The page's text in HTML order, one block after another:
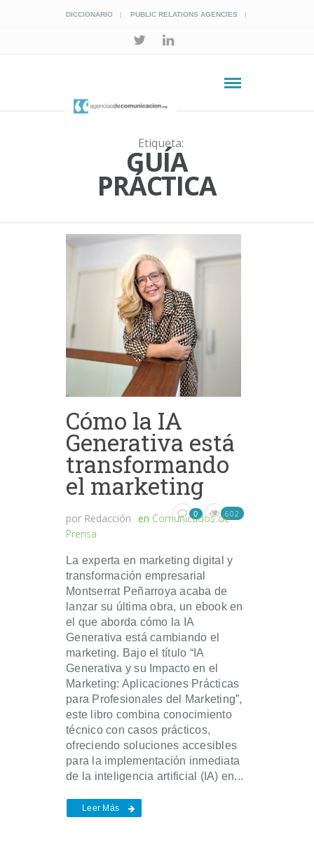
DICCIONARIO PUBLIC RELATIONS AGENCIES
Etiqueta:
GUÍA
PRÁCTICA
Cómo la IA
Generativa está
transformando
el marketing
por Redacción en Comunicados de
Prensa
0 602
La experta en marketing digital y
transformación empresarial
Montserrat Peñarroya acaba de
lanzar su última obra, un ebook en
el que aborda cómo la IA
Generativa está cambiando el
marketing. Bajo el título “IA
Generativa y su Impacto en el
Marketing: Aplicaciones Prácticas
para Profesionales del Marketing”,
este libro combina conocimiento
técnico con casos prácticos,
ofreciendo soluciones accesibles
para la implementación inmediata
de la inteligencia artificial (IA) en...
Leer Más